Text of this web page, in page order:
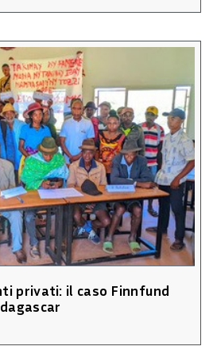
privati: il caso Finnfund